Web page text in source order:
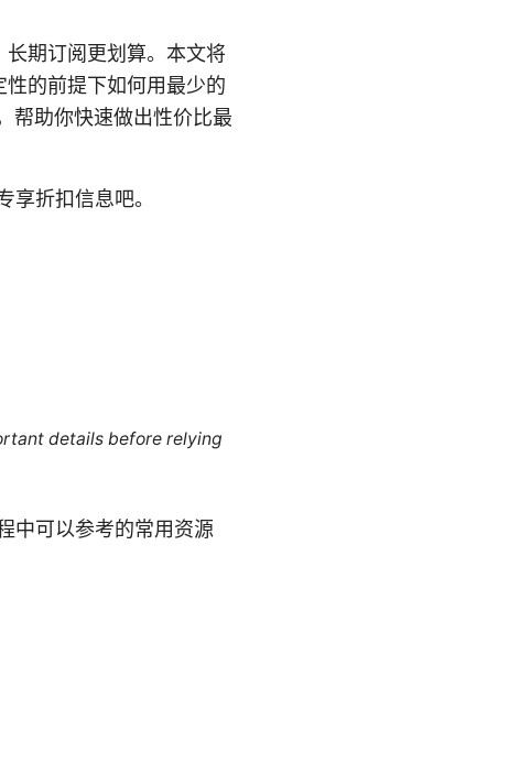
期订阅更划算。本文将
的前提下如何用最少的
帮助你快速做出性价比最
折扣信息吧。
details before relying
中可以参考的常用资源